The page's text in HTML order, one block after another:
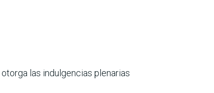
las indulgencias plenarias